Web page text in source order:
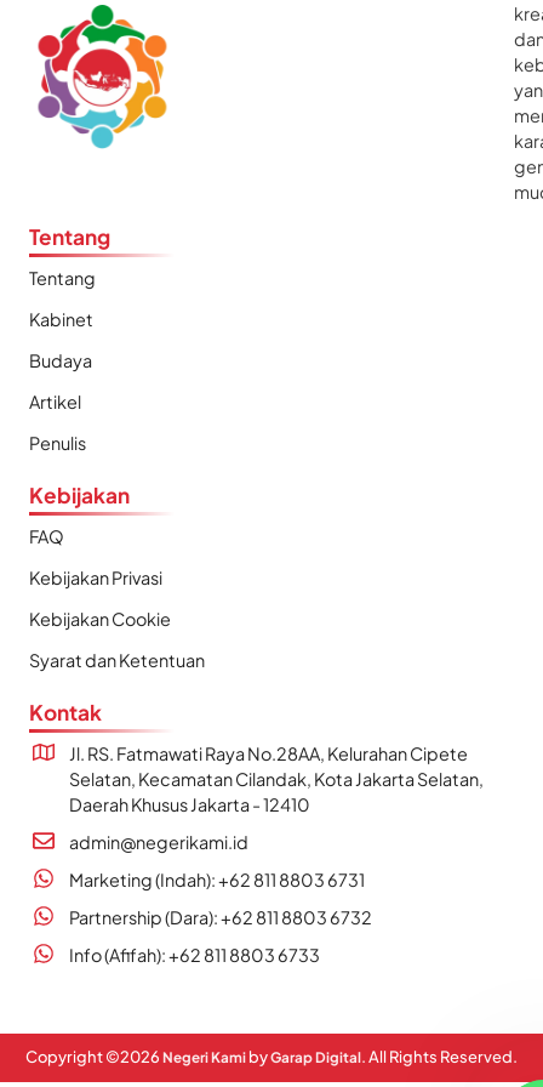
Tentang
Tentang
Kabinet
Budaya
Artikel
Penulis
Kebijakan
FAQ
Kebijakan Privasi
Kebijakan Cookie
Syarat dan Ketentuan
Kontak
Jl. RS. Fatmawati Raya No.28AA, Kelurahan Cipete
Selatan, Kecamatan Cilandak, Kota Jakarta Selatan,
Daerah Khusus Jakarta - 12410
admin@negerikami.id
Marketing (Indah): +62 811 8803 6731
Partnership (Dara): +62 811 8803 6732
Info (Afifah): +62 811 8803 6733
Copyright ©2026 Negeri Kami byGarap Digital. All Rights Reserved.